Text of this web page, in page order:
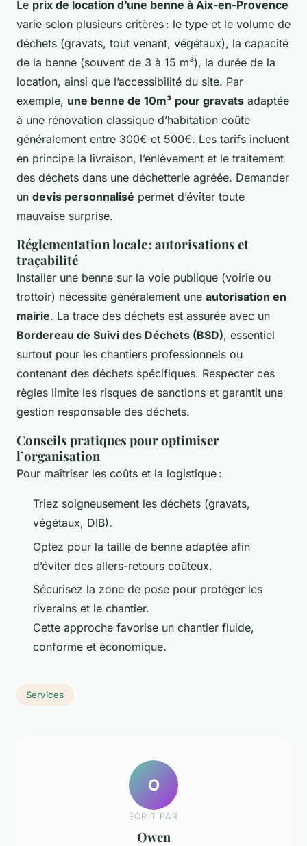
Le prix de location d’une benne à Aix-en-Provence
varie selon plusieurs critères : le type et le volume de
déchets (gravats, tout venant, végétaux), la capacité
de la benne (souvent de 3 à 15 m³), la durée de la
location, ainsi que l’accessibilité du site. Par
exemple, une benne de 10m³ pour gravats adaptée
à une rénovation classique d’habitation coûte
généralement entre 300€ et 500€. Les tarifs incluent
en principe la livraison, l’enlèvement et le traitement
des déchets dans une déchetterie agréée. Demander
un devis personnalisé permet d’éviter toute
mauvaise surprise.
Réglementation locale : autorisations et
traçabilité
Installer une benne sur la voie publique (voirie ou
trottoir) nécessite généralement une autorisation en
mairie. La trace des déchets est assurée avec un
Bordereau de Suivi des Déchets (BSD), essentiel
surtout pour les chantiers professionnels ou
contenant des déchets spécifiques. Respecter ces
règles limite les risques de sanctions et garantit une
gestion responsable des déchets.
Conseils pratiques pour optimiser
l’organisation
Pour maîtriser les coûts et la logistique :
Triez soigneusement les déchets (gravats,
végétaux, DIB).
Optez pour la taille de benne adaptée afin
d’éviter des allers-retours coûteux.
Sécurisez la zone de pose pour protéger les
riverains et le chantier.
Cette approche favorise un chantier fluide,
conforme et économique.
Services
O
ECRIT PAR
Owen